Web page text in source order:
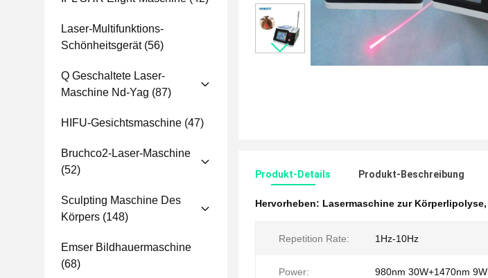
Laser-Multifunktions-
Schönheitsgerät(56)
Q Geschaltete Laser-
Maschine Nd-Yag (87)
HIFU-Gesichtsmaschine (47)
Bruchco2-Laser-Maschine
(52)
Sculpting Maschine Des
Körpers (148)
Emser Bildhauermaschine
(68)
Produkt-Details Produkt-Beschreibung
Hervorheben: Lasermaschine zur Körperlipolyse,
Repetition Rate: 1Hz-10Hz
Power: 980nm 30W+1470nm 9W